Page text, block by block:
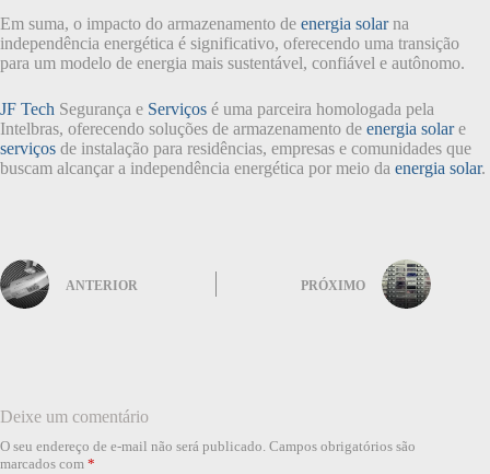
Em suma, o impacto do armazenamento de energia solarna
independência energética é significativo, oferecendo uma transição
para um modelo de energia mais sustentável, confiável e autônomo.
JF Tech Segurança e Serviços é uma parceira homologada pela
Intelbras, oferecendo soluções de armazenamento de energia solare
serviços de instalação para residências, empresas e comunidades que
buscam alcançar a independência energética por meio da energia solar.
ANTERIOR PRÓXIMO
Deixe um comentário
O seu endereço de e-mail não será publicado. Campos obrigatórios são
marcados com *